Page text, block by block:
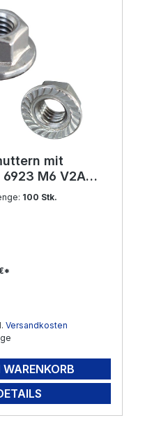
mit
6923 M6 V2A
100 Stk.
Versandkosten
WARENKORB